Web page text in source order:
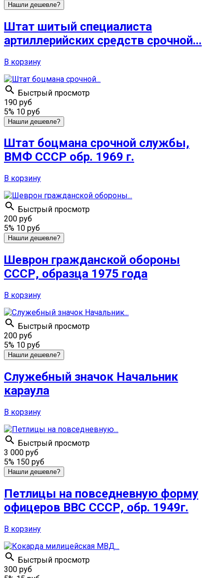
Нашли дешевле?
Штат шитый специалиста
артиллерийских средств срочной...
В корзину
 Быстрый просмотр
190 руб
5% 10 руб
Нашли дешевле?
Штат боцмана срочной службы,
ВМФ СССР обр. 1969 г.
В корзину
 Быстрый просмотр
200 руб
5% 10 руб
Нашли дешевле?
Шеврон гражданской обороны
СССР, образца 1975 года
В корзину
 Быстрый просмотр
200 руб
5% 10 руб
Нашли дешевле?
Служебный значок Начальник
караула
В корзину
 Быстрый просмотр
3 000 руб
5% 150 руб
Нашли дешевле?
Петлицы на повседневную форму
офицеров ВВС СССР, обр. 1949г.
В корзину
 Быстрый просмотр
300 руб